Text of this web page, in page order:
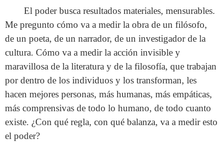
El poder busca resultados materiales, mensurables.
Me pregunto cómo va a medir la obra de un filósofo,
de un poeta, de un narrador, de un investigador de la
cultura. Cómo va a medir la acción invisible y
maravillosa de la literatura y de la filosofía, que trabajan
por dentro de los individuos y los transforman, les
hacen mejores personas, más humanas, más empáticas,
más comprensivas de todo lo humano, de todo cuanto
existe. ¿Con qué regla, con qué balanza, va a medir esto
el poder?